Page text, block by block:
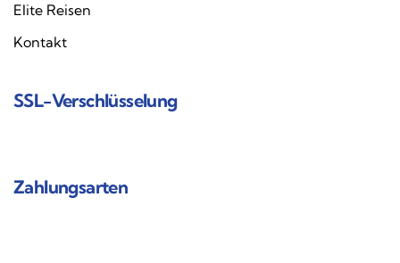
Elite Reisen
Kontakt
SSL-Verschlüsselung
Zahlungsarten